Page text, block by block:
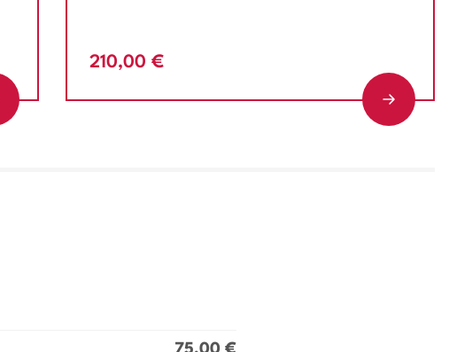
210,00 €